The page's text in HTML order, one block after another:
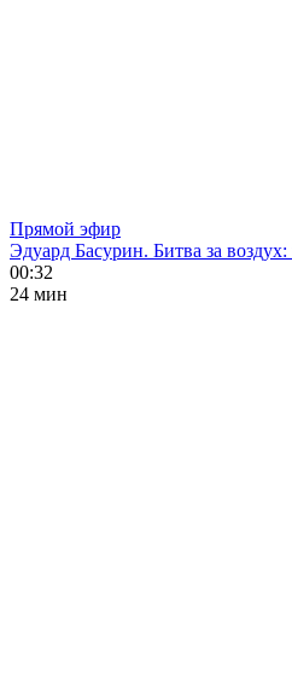
Прямой эфир
Эдуард Басурин. Битва за
00:32
24 мин